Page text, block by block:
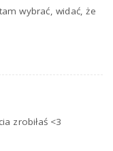
wybrać, widać, że
zrobiłaś <3